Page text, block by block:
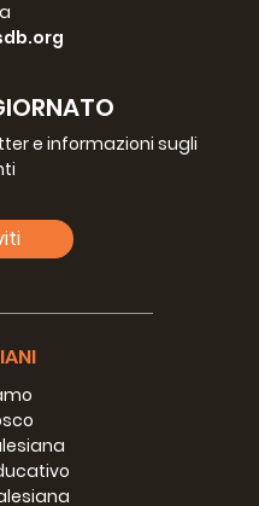
e informazioni sugli